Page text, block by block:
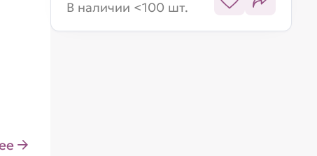
В наличии <100 шт.